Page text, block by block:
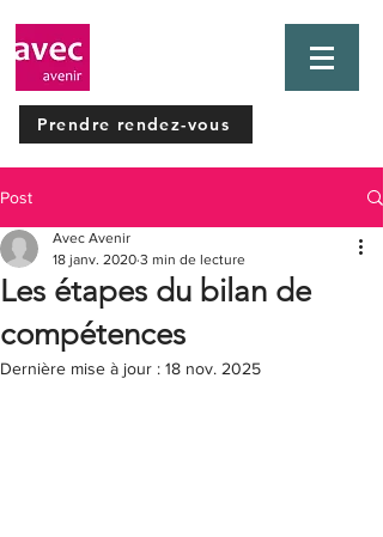
Prendre rendez-vous
Post
Les étapes du bilan de
compétences
Avec Avenir
18 janv. 2020 3 min de lecture
Dernière mise à jour : 18 nov. 2025